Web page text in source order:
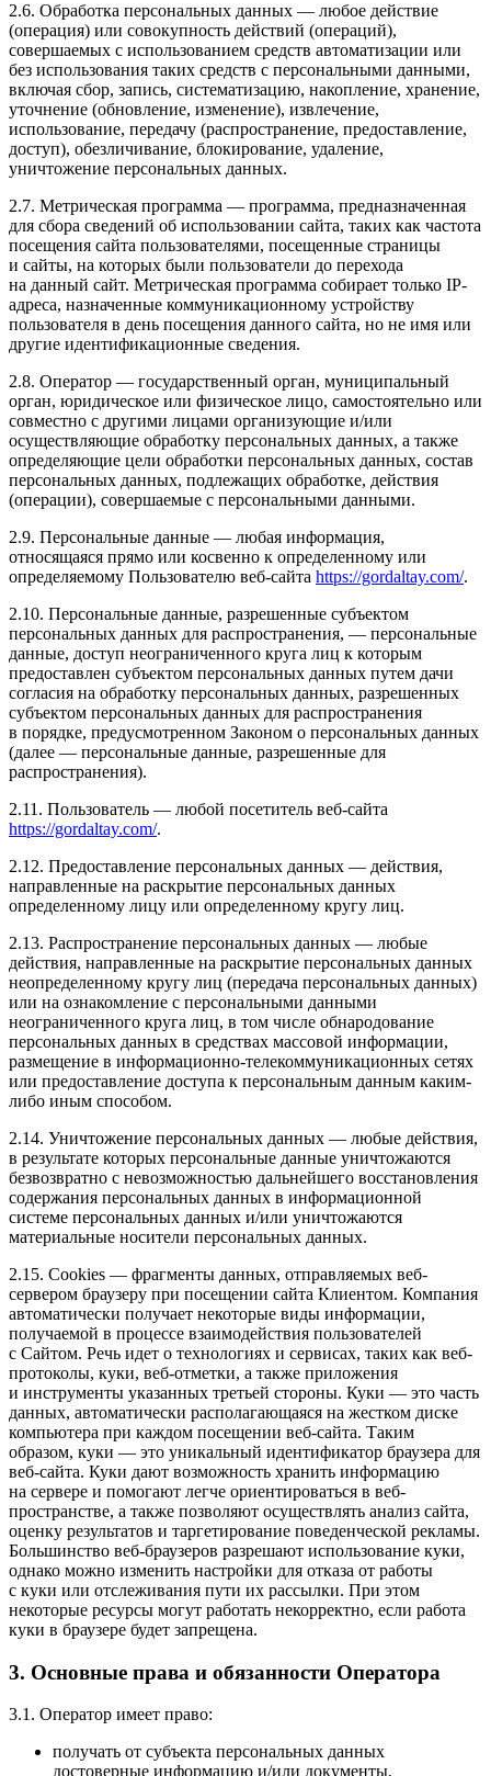
2.6. Обработка персональных данных — любое действие
(операция) или совокупность действий (операций),
совершаемых с использованием средств автоматизации или
без использования таких средств с персональными данными,
включая сбор, запись, систематизацию, накопление, хранение,
уточнение (обновление, изменение), извлечение,
использование, передачу (распространение, предоставление,
доступ), обезличивание, блокирование, удаление,
уничтожение персональных данных.
2.7. Метрическая программа — программа, предназначенная
для сбора сведений об использовании сайта, таких как частота
посещения сайта пользователями, посещенные страницы
и сайты, на которых были пользователи до перехода
на данный сайт. Метрическая программа собирает только IP-
адреса, назначенные коммуникационному устройству
пользователя в день посещения данного сайта, но не имя или
другие идентификационные сведения.
2.8. Оператор — государственный орган, муниципальный
орган, юридическое или физическое лицо, самостоятельно или
совместно с другими лицами организующие и/или
осуществляющие обработку персональных данных, а также
определяющие цели обработки персональных данных, состав
персональных данных, подлежащих обработке, действия
(операции), совершаемые с персональными данными.
2.9. Персональные данные — любая информация,
относящаяся прямо или косвенно к определенному или
определяемому Пользователю веб-сайта https://gordaltay.com/.
2.10. Персональные данные, разрешенные субъектом
персональных данных для распространения, — персональные
данные, доступ неограниченного круга лиц к которым
предоставлен субъектом персональных данных путем дачи
согласия на обработку персональных данных, разрешенных
субъектом персональных данных для распространения
в порядке, предусмотренном Законом о персональных данных
(далее — персональные данные, разрешенные для
распространения).
2.11. Пользователь — любой посетитель веб-сайта
https://gordaltay.com/.
2.12. Предоставление персональных данных — действия,
направленные на раскрытие персональных данных
определенному лицу или определенному кругу лиц.
2.13. Распространение персональных данных — любые
действия, направленные на раскрытие персональных данных
неопределенному кругу лиц (передача персональных данных)
или на ознакомление с персональными данными
неограниченного круга лиц, в том числе обнародование
персональных данных в средствах массовой информации,
размещение в информационно-телекоммуникационных сетях
или предоставление доступа к персональным данным каким-
либо иным способом.
2.14. Уничтожение персональных данных — любые действия,
в результате которых персональные данные уничтожаются
безвозвратно с невозможностью дальнейшего восстановления
содержания персональных данных в информационной
системе персональных данных и/или уничтожаются
материальные носители персональных данных.
2.15. Cookies — фрагменты данных, отправляемых веб-
сервером браузеру при посещении сайта Клиентом. Компания
автоматически получает некоторые виды информации,
получаемой в процессе взаимодействия пользователей
с Cайтом. Речь идет о технологиях и сервисах, таких как веб-
протоколы, куки, веб-отметки, а также приложения
и инструменты указанных третьей стороны. Куки — это часть
данных, автоматически располагающаяся на жестком диске
компьютера при каждом посещении веб-сайта. Таким
образом, куки — это уникальный идентификатор браузера для
веб-сайта. Куки дают возможность хранить информацию
на сервере и помогают легче ориентироваться в веб-
пространстве, а также позволяют осуществлять анализ сайта,
оценку результатов и таргетирование поведенческой рекламы.
Большинство веб-браузеров разрешают использование куки,
однако можно изменить настройки для отказа от работы
с куки или отслеживания пути их рассылки. При этом
некоторые ресурсы могут работать некорректно, если работа
куки в браузере будет запрещена.
3. Основные права и обязанности Оператора
3.1. Оператор имеет право:
получать от субъекта персональных данных
достоверные информацию и/или документы,